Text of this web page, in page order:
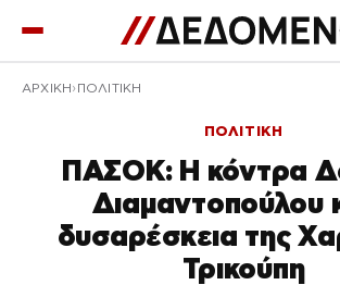
ΑΡΧΙΚΉ ΠΟΛΙΤΙΚΗ
ΠΟΛΙΤΙΚΗ
ΠΑΣΟΚ: Η κόντρα
Διαμαντοπούλου
δυσαρέσκεια της
Τρικούπη